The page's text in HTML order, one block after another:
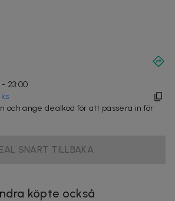
- 23:00
och ange dealkod för att passera in för
SNART TILLBAKA
köpte också